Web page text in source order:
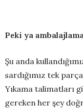
Peki ya
Şu anda
sardığımız tek
Yıkama talimatları
gereken her şey